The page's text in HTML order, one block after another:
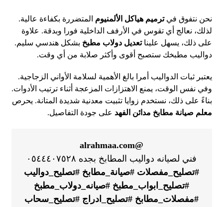
نحن نتفوق فيترميم هياكل الألمنيوم المتضررة بكفاءة عالية.
لذلك، نعالج أي تقوس في الأرفف الداخلية فورا وبدقة. علاوة
على ذلك، يسهل عليناتعديل دولاب مطبخ بشكل هندسي سليم.
دواليب مطبخك ستصبح أقوى وأكثر صلابة من أي وقت.
يعتبر ثبات الدواليب أمرا بالغ الأهمية لسلامة الأواني الزجاجية.
وفي نفس الوقت، يمنع الاهتزازات المزعجة أثناء ترتيب الأدوات.
بناءً على ذلك، نستخدم زوايا تثبيت معدنية شديدة المتانة. يحرص
معلم صيانة مطابخ مدائن الفهد على جودة التفاصيل.
@alrahmaa.com
فني لصيانه دواليب المطابخ بجده ٠٥٤٤٤٠٧٥٢٨
#تصليح_مفصلات #صيانة_مطابخ #تصليح_دواليب
#تصليح_ابواب_مطبخ #صيانه_دولاب_مطبخ
#مفصلات_مطابخ #تصليح_ادراج #تصليح_سحاب